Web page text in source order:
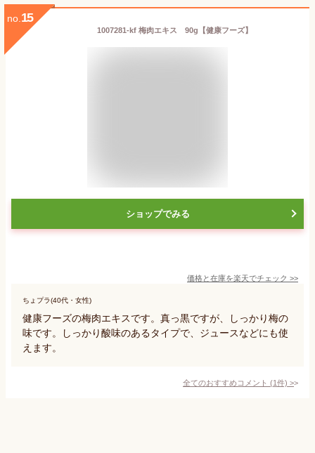
no. 15
1007281-kf 梅肉エキス 90g【健康フーズ】
ショップでみる
価格と在庫を楽天でチェック >>
ちょプラ(40代・女性)
健康フーズの梅肉エキスです。真っ黒ですが、しっかり梅の
味です。しっかり酸味のあるタイプで、ジュースなどにも使
えます。
全てのおすすめコメント (1件) >